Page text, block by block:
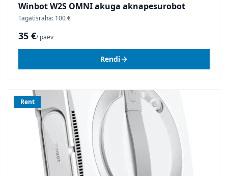
Winbot W2S OMNI akuga aknapesurobot
Tagatisraha: 100 €
35 €/ päev
Rendi
Rent